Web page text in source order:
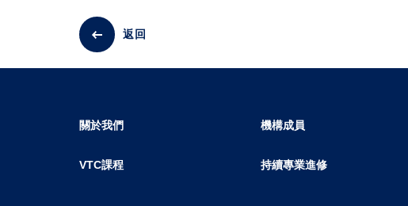
返回
關於我們 機構成員
VTC課程 持續專業進修